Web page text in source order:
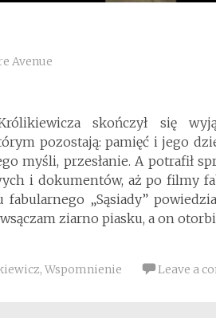
Avenue
skończył się
pozostają: pamięć i jego
myśli, przesłanie. A potrafił
i dokumentów, aż po filmy
„Sąsiady”
ziarno piasku, a on
, Wspomnienie Leave a